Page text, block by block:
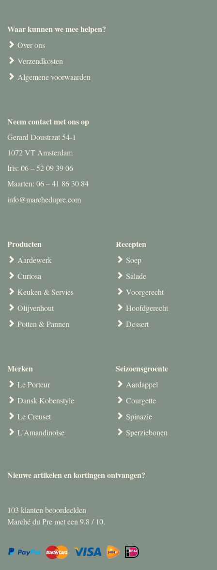
Waar kunnen we mee helpen?
Over ons
Verzendkosten
Algemene voorwaarden
Neem contact met ons op
Gerard Doustraat 54-1
1072 VT Amsterdam
Iris: 06 – 52 09 39 06
Maarten: 06 – 41 86 30 84
info@marchedupre.com
Producten
Aardewerk
Curiosa
Keuken & Servies
Olijvenhout
Potten & Pannen
Merken
Le Porteur
Dansk Kobenstyle
Le Creuset
L'Amandinoise
Recepten
Soep
Salade
Voorgerecht
Hoofdgerecht
Dessert
Seizoensgroente
Aardappel
Courgette
Spinazie
Sperziebonen
Nieuwe artikelen en kortingen ontvangen?
103 klanten beoordeelden
Marché du Pre met een 9.8 / 10.